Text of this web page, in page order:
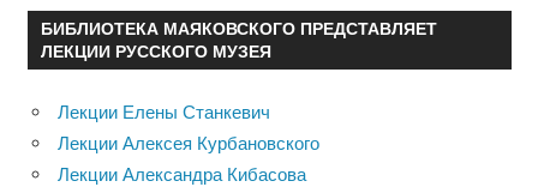
БИБЛИОТЕКА МАЯКОВСКОГО ПРЕДСТАВЛЯЕТ
ЛЕКЦИИ РУССКОГО МУЗЕЯ
Лекции Елены Станкевич
Лекции Алексея Курбановского
Лекции Александра Кибасова